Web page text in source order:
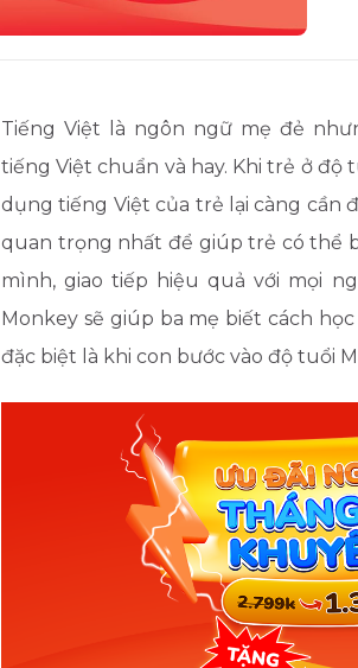
Tiếng Việt là ngôn ngữ mẹ đẻ
tiếng Việt chuẩn và hay. Khi trẻ ở độ
dụng tiếng Việt của trẻ lại càng cần
quan trọng nhất để giúp trẻ có thể
mình, giao tiếp hiệu quả với mọi
Monkey sẽ giúp ba mẹ biết cách
đặc biệt là khi con bước vào độ tuổi